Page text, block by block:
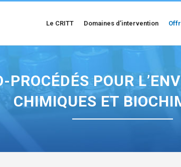
Le CRITT Domaines d’intervention
PROCÉDÉS POUR
CHIMIQUES ET